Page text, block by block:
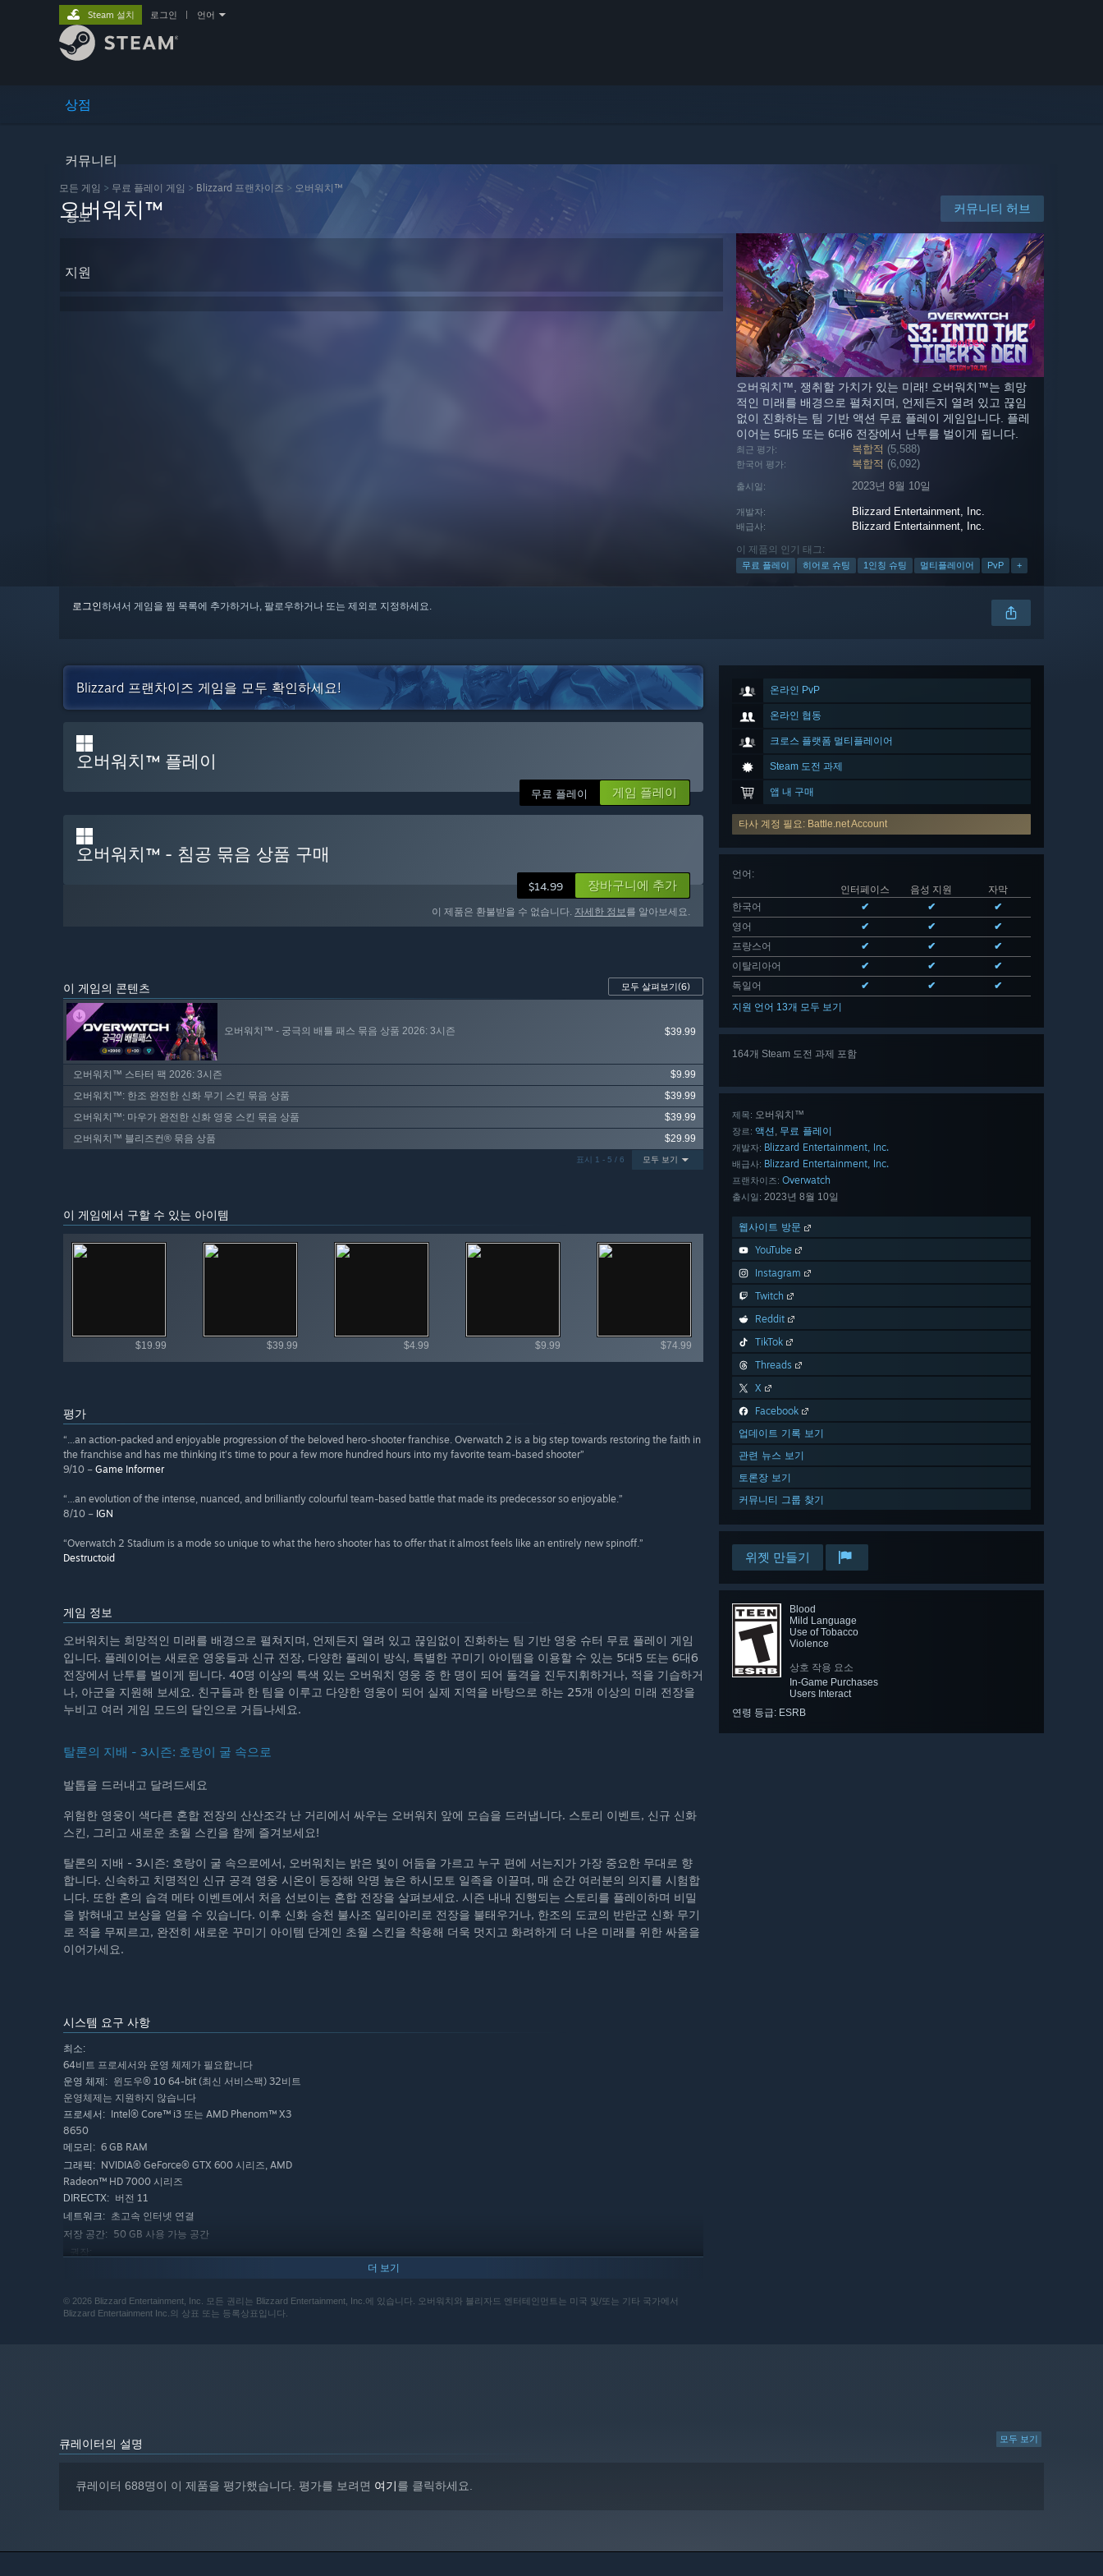
상점
커뮤니티
정보
지원
Steam 설치 로그인 언어
모든 게임 > 무료 플레이 게임 > Blizzard 프랜차이즈 > 오버워치™
커뮤니티 허브
오버워치™
오버워치™, 쟁취할 가치가 있는 미래! 오버워치™는 희망
적인 미래를 배경으로 펼쳐지며, 언제든지 열려 있고 끊임
없이 진화하는 팀 기반 액션 무료 플레이 게임입니다. 플레
이어는 5대5 또는 6대6 전장에서 난투를 벌이게 됩니다.
최근 평가: 복합적 (5,588)
한국어 평가: 복합적 (6,092)
출시일: 2023년 8월 10일
개발자: Blizzard Entertainment, Inc.
배급사: Blizzard Entertainment, Inc.
이 제품의 인기 태그:
무료 플레이 히어로 슈팅 1인칭 슈팅 멀티플레이어 PvP +
로그인하셔서 게임을 찜 목록에 추가하거나, 팔로우하거나 또는 제외로 지정하세요.
온라인 PvP
온라인 협동
크로스 플랫폼 멀티플레이어
Steam 도전 과제
앱 내 구매
타사 계정 필요: Battle.net Account
언어 :
인터페이스
음성 지원
자막
한국어
✔ ✔
✔
영어
✔ ✔
✔
프랑스어
✔ ✔
✔
이탈리아어
✔ ✔
✔
독일어
✔ ✔
✔
지원 언어 13개 모두 보기
164개 Steam 도전 과제 포함
제목: 오버워치™
장르: 액션, 무료 플레이
개발자: Blizzard Entertainment, Inc.
배급사: Blizzard Entertainment, Inc.
프랜차이즈: Overwatch
출시일: 2023년 8월 10일
웹사이트 방문
YouTube
Instagram
Twitch
Reddit
TikTok
Threads
X
Facebook
업데이트 기록 보기
관련 뉴스 보기
토론장 보기
커뮤니티 그룹 찾기
위젯 만들기
Blood
Mild Language
Use of Tobacco
Violence
상호 작용 요소
In-Game Purchases
Users Interact
연령 등급: ESRB
Blizzard 프랜차이즈 게임을 모두 확인하세요!
오버워치™ 플레이
무료 플레이 게임 플레이
오버워치™ - 침공 묶음 상품 구매
$14.99 장바구니에 추가
이 제품은 환불받을 수 없습니다. 자세한 정보를 알아보세요.
이 게임의 콘텐츠 모두 살펴보기(6)
오버워치™ - 궁극의 배틀 패스 묶음 상품 2026: 3시즌 $39.99
오버워치™ 스타터 팩 2026: 3시즌
$9.99
오버워치™: 한조 완전한 신화 무기 스킨 묶음 상품
$39.99
오버워치™: 마우가 완전한 신화 영웅 스킨 묶음 상품
$39.99
오버워치™ 블리즈컨® 묶음 상품
$29.99
모두 보기
표시 1 - 5 / 6
이 게임에서 구할 수 있는 아이템
$19.99 $39.99 $4.99 $9.99 $74.99
평가
“...an action-packed and enjoyable progression of the beloved hero-shooter franchise. Overwatch 2 is a big step towards restoring the faith in
the franchise and has me thinking it’s time to pour a few more hundred hours into my favorite team-based shooter”
9/10 – Game Informer
“...an evolution of the intense, nuanced, and brilliantly colourful team-based battle that made its predecessor so enjoyable.”
8/10 – IGN
“Overwatch 2 Stadium is a mode so unique to what the hero shooter has to offer that it almost feels like an entirely new spinoff.”
Destructoid
게임 정보
오버워치는 희망적인 미래를 배경으로 펼쳐지며, 언제든지 열려 있고 끊임없이 진화하는 팀 기반 영웅 슈터 무료 플레이 게임
입니다. 플레이어는 새로운 영웅들과 신규 전장, 다양한 플레이 방식, 특별한 꾸미기 아이템을 이용할 수 있는 5대5 또는 6대6
전장에서 난투를 벌이게 됩니다. 40명 이상의 특색 있는 오버워치 영웅 중 한 명이 되어 돌격을 진두지휘하거나, 적을 기습하거
나, 아군을 지원해 보세요. 친구들과 한 팀을 이루고 다양한 영웅이 되어 실제 지역을 바탕으로 하는 25개 이상의 미래 전장을
누비고 여러 게임 모드의 달인으로 거듭나세요.
탈론의 지배 - 3시즌: 호랑이 굴 속으로
발톱을 드러내고 달려드세요
위험한 영웅이 색다른 혼합 전장의 산산조각 난 거리에서 싸우는 오버워치 앞에 모습을 드러냅니다. 스토리 이벤트, 신규 신화
스킨, 그리고 새로운 초월 스킨을 함께 즐겨보세요!
탈론의 지배 - 3시즌: 호랑이 굴 속으로에서, 오버워치는 밝은 빛이 어둠을 가르고 누구 편에 서는지가 가장 중요한 무대로 향
합니다. 신속하고 치명적인 신규 공격 영웅 시온이 등장해 악명 높은 하시모토 일족을 이끌며, 매 순간 여러분의 의지를 시험합
니다. 또한 혼의 습격 메타 이벤트에서 처음 선보이는 혼합 전장을 살펴보세요. 시즌 내내 진행되는 스토리를 플레이하며 비밀
을 밝혀내고 보상을 얻을 수 있습니다. 이후 신화 승천 불사조 일리아리로 전장을 불태우거나, 한조의 도쿄의 반란군 신화 무기
로 적을 무찌르고, 완전히 새로운 꾸미기 아이템 단계인 초월 스킨을 착용해 더욱 멋지고 화려하게 더 나은 미래를 위한 싸움을
이어가세요.
시스템 요구 사항
최소:
64비트 프로세서와 운영 체제가 필요합니다
운영 체제: 윈도우® 10 64-bit (최신 서비스팩) 32비트
운영체제는 지원하지 않습니다
프로세서: Intel® Core™ i3 또는 AMD Phenom™ X3
8650
메모리: 6 GB RAM
그래픽: NVIDIA® GeForce® GTX 600 시리즈, AMD
Radeon™ HD 7000 시리즈
DIRECTX: 버전 11
네트워크: 초고속 인터넷 연결
저장 공간: 50 GB 사용 가능 공간
권장:
운영체제는 지원하지 않습니다
프로세서: Intel® Core™ i7 또는 AMD Ryzen™ 5
저장 공간: 50 GB 사용 가능 공간
더 보기
© 2026 Blizzard Entertainment, Inc. 모든 권리는 Blizzard Entertainment, Inc.에 있습니다. 오버워치와 블리자드 엔터테인먼트는 미국 및/또는 기타 국가에서
Blizzard Entertainment Inc.의 상표 또는 등록상표입니다.
모두 보기
큐레이터의 설명
큐레이터 688명이 이 제품을 평가했습니다. 평가를 보려면 여기를 클릭하세요.